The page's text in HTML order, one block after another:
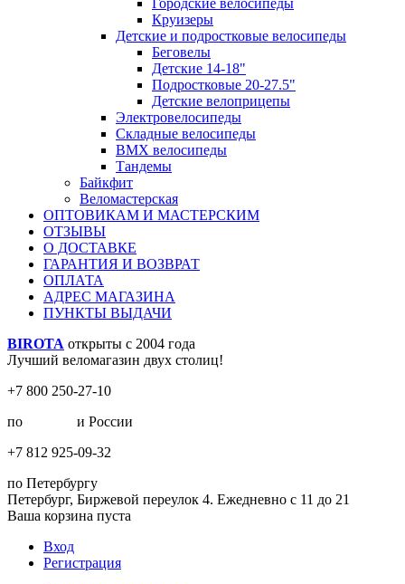
Круизеры
Детские и подростковые велосипеды
Беговелы
Детские 14-18"
Подростковые 20-27.5"
Детские велоприцепы
Электровелосипеды
Складные велосипеды
BMX велосипеды
Тандемы
Байкфит
Веломастерская
ОПТОВИКАМ И МАСТЕРСКИМ
ОТЗЫВЫ
О ДОСТАВКЕ
ГАРАНТИЯ И ВОЗВРАТ
ОПЛАТА
АДРЕС МАГАЗИНА
ПУНКТЫ ВЫДАЧИ
BIROTA открыты с 2004 года
Лучший веломагазин двух столиц!
+7 800 250-27-10
по
и России
+7 812 925-09-32
по Петербургу
Петербург, Биржевой переулок 4. Ежедневно с 11 до 21
Ваша корзина пуста
Вход
Регистрация